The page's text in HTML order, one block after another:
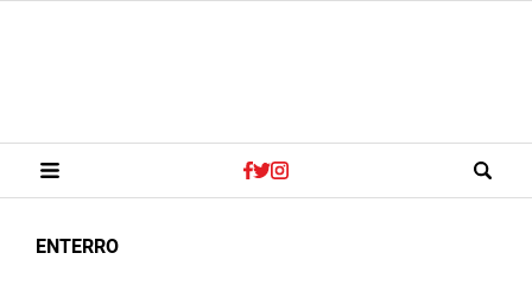
ENTERRO